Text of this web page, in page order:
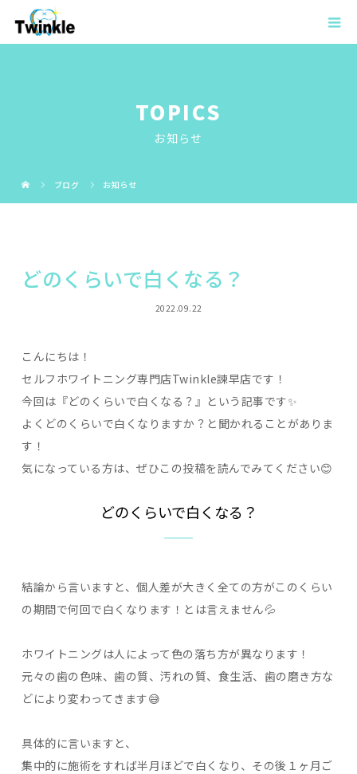
TOPICS
お知らせ
ブログ お知らせ
どのくらいで白くなる？
2022.09.22
こんにちは！
セルフホワイトニング専門店Twinkle諫早店です！
今回は『どのくらいで白くなる？』という記事です✨
よくどのくらいで白くなりますか？と聞かれることがありま
す！
気になっている方は、ぜひこの投稿を読んでみてください😊
どのくらいで白くなる？
結論から言いますと、個人差が大きく全ての方がこのくらい
の期間で何回で白くなります！とは言えません💦
ホワイトニングは人によって色の落ち方が異なります！
元々の歯の色味、歯の質、汚れの質、食生活、歯の磨き方な
どにより変わってきます😅
具体的に言いますと、
集中的に施術をすれば半月ほどで白くなり、その後１ヶ月ご